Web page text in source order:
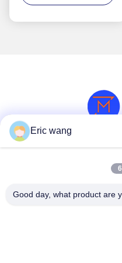
Eric wang
Good day, what product are